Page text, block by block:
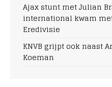
Ajax stunt met Julian
international kwam
Eredivisie
KNVB grijpt ook naast
Koeman